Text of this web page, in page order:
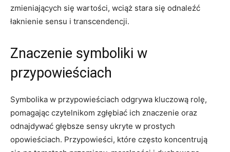
zmieniających się wartości, wciąż stara się odnaleźć
łaknienie sensu i transcendencji.
Znaczenie symboliki w
przypowieściach
Symbolika w przypowieściach odgrywa kluczową rolę,
pomagając czytelnikom zgłębiać ich znaczenie oraz
odnajdywać głębsze sensy ukryte w prostych
opowieściach. Przypowieści, które często koncentrują